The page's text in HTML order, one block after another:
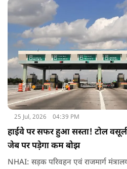
25 Jul, 2026 04:39 PM
हाईवे पर सफर हुआ सस्ता! टोल
जेब पर पड़ेगा कम बोझ
NHAI: सड़क परिवहन एवं राजमार्ग मंत्रालय